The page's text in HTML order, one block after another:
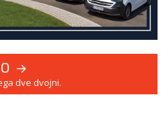
dve dvojni.